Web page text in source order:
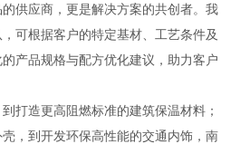
供应商，更是解决方案的共创者。我
可根据客户的特定基材、工艺条件及
产品规格与配方优化建议，助力客户
打造更高阻燃标准的建筑保温材料；
，到开发环保高性能的交通内饰，南